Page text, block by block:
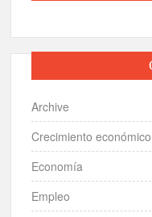
Archive
Crecimiento económico
Economía
Empleo